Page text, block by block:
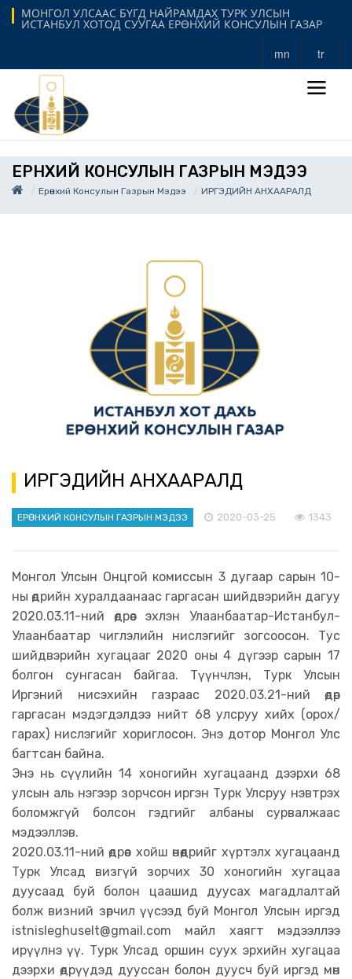
МОНГОЛ УЛСААС БҮГД НАЙРАМДАХ ТУРК УЛСЫН
ИСТАНБУЛ ХОТОД СУУГАА ЕРӨНХИЙ КОНСУЛЫН ГАЗАР
mn tr
ЕРӨНХИЙ КОНСУЛЫН ГАЗРЫН МЭДЭЭ
Ерөнхий Консулын Газрын Мэдээ ИРГЭДИЙН АНХААРАЛД
ИРГЭДИЙН АНХААРАЛД
ЕРӨНХИЙ КОНСУЛЫН ГАЗРЫН МЭДЭЭ 2020-03-25 1343
Монгол Улсын Онцгой комиссын 3 дугаар сарын 10-
ны өдрийн хуралдаанаас гаргасан шийдвэрийн дагуу
2020.03.11-ний өдрөөс эхлэн Улаанбаатар-Истанбул-
Улаанбаатар чиглэлийн нислэгийг зогсоосон. Тус
шийдвэрийн хугацааг 2020 оны 4 дүгээр сарын 17
болгон сунгасан байгаа. Түүнчлэн, Турк Улсын
Иргэний нисэхийн газраас 2020.03.21-ний өдөр
гаргасан мэдэгдэлдээ нийт 68 улсруу хийх (орох/
гарах) нислэгийг хориглосон. Энэ дотор Монгол Улс
багтсан байна.
Энэ нь сүүлийн 14 хоногийн хугацаанд дээрхи 68
улсын аль нэгээр зорчсон иргэн Турк Улсруу нэвтрэх
боломжгүй болсон гэдгийг албаны сурвалжаас
мэдээллэв.
2020.03.11-ний өдрөөс хойш өнөөдрийг хүртэлх хугацаанд
Турк Улсад визгүй зорчих 30 хоногийн хугацаа
дуусаад буй болон цаашид дуусах магадлалтай
болж визний зөрчил үүсээд буй Монгол Улсын иргэд
istnisleghuselt@gmail.com майл хаягт мэдээллээ
ирүүлнэ үү. Турк Улсад оршин суух эрхийн хугацаа
дээрхи өдрүүдэд дууссан болон дуусч буй иргэд мөн